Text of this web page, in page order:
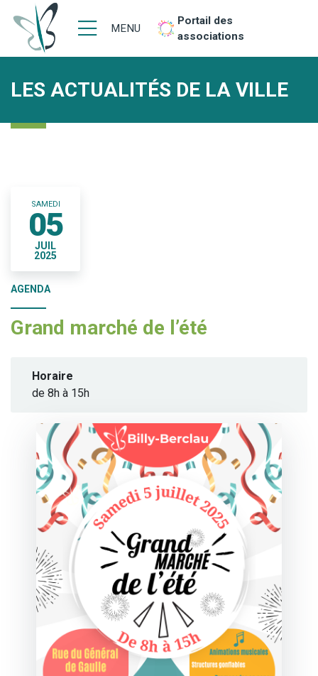
MENU
Portail des
associations
LES ACTUALITÉS DE LA VILLE
SAMEDI
05
JUIL
2025
AGENDA
Grand marché de l’été
Horaire
de 8h à 15h